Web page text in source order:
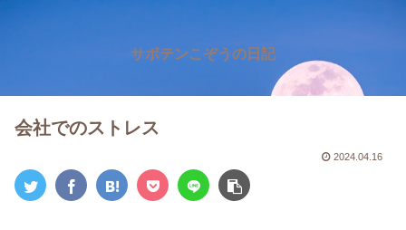
サボテンこぞうの日記
会社でのストレス
2024.04.16